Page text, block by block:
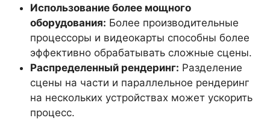
Использование более мощного
оборудования: Более производительные
процессоры и видеокарты способны более
эффективно обрабатывать сложные сцены.
Распределенный рендеринг: Разделение
сцены на части и параллельное рендеринг
на нескольких устройствах может ускорить
процесс.